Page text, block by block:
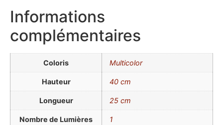
Informations
complémentaires
Coloris Multicolor
Hauteur 40 cm
Longueur 25 cm
Nombre de Lumières 1